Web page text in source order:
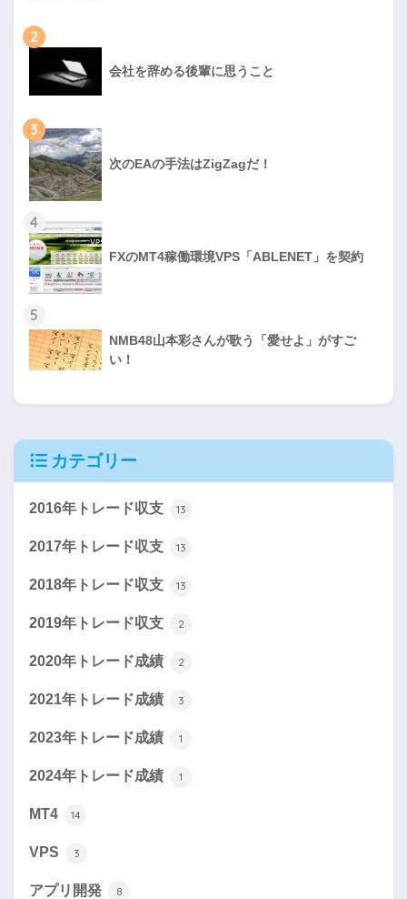
2
会社を辞める後輩に思うこと
3
次のEAの手法はZigZagだ！
4
FXのMT4稼働環境VPS「ABLENET」を契約
5
NMB48山本彩さんが歌う「愛せよ」がすご
い！
カテゴリー
2016年トレード収支 13
2017年トレード収支 13
2018年トレード収支 13
2019年トレード収支 2
2020年トレード成績 2
2021年トレード成績 3
2023年トレード成績 1
2024年トレード成績 1
MT4 14
VPS 3
アプリ開発 8